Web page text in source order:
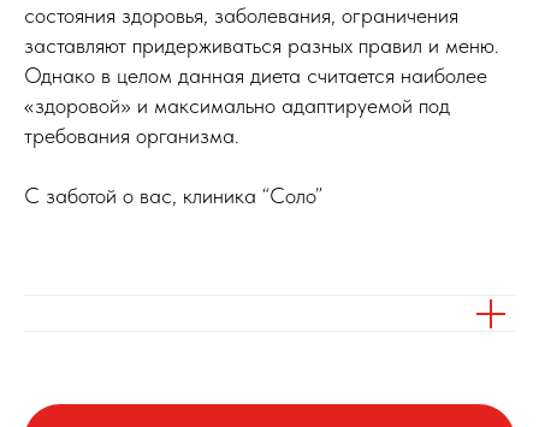
состояния здоровья, заболевания, ограничения
заставляют придерживаться разных правил и меню.
Однако в целом данная диета считается наиболее
«здоровой» и максимально адаптируемой под
требования организма.
С заботой о вас, клиника “Соло”